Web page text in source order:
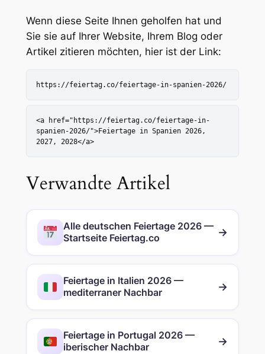
Wenn diese Seite Ihnen geholfen hat und
Sie sie auf Ihrer Website, Ihrem Blog oder
Artikel zitieren möchten, hier ist der Link:
https://feiertag.co/feiertage-in-spanien-2026/
<a href="https://feiertag.co/feiertage-in-
spanien-2026/">Feiertage in Spanien 2026,
2027, 2028</a>
Verwandte Artikel
Alle deutschen Feiertage 2026 —
Startseite Feiertag.co
→
Feiertage in Italien 2026 —
mediterraner Nachbar
→
Feiertage in Portugal 2026 —
iberischer Nachbar
→